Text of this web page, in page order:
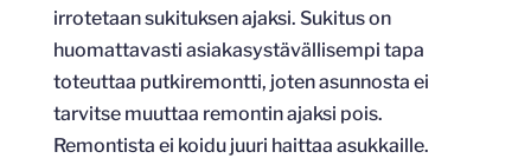
irrotetaan sukituksen ajaksi. Sukitus on
huomattavasti asiakasystävällisempi tapa
toteuttaa putkiremontti, joten asunnosta ei
tarvitse muuttaa remontin ajaksi pois.
Remontista ei koidu juuri haittaa asukkaille.